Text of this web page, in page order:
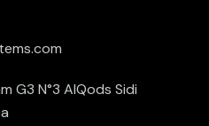
G3 N°3 AlQods Sidi